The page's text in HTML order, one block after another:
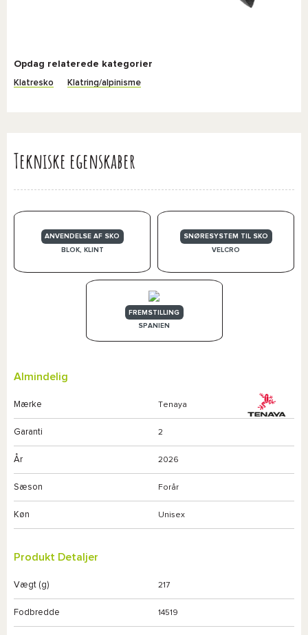
Opdag relaterede kategorier
Klatresko Klatring/alpinisme
Tekniske egenskaber
ANVENDELSE AF SKO
BLOK, KLINT
SNØRESYSTEM TIL SKO
VELCRO
FREMSTILLING
SPANIEN
Almindelig
Mærke Tenaya
Garanti 2
År 2026
Sæson Forår
Køn Unisex
Produkt Detaljer
Vægt (g) 217
Fodbredde 14519